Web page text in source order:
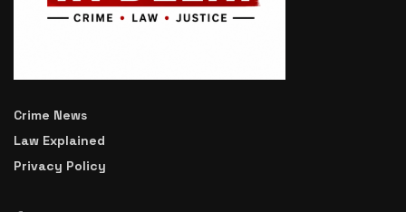
Crime News
Law Explained
Privacy Policy